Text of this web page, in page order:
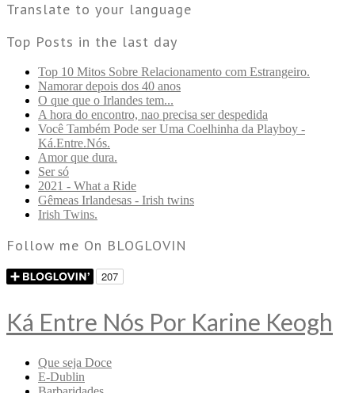
Translate to your language
Top Posts in the last day
Top 10 Mitos Sobre Relacionamento com Estrangeiro.
Namorar depois dos 40 anos
O que que o Irlandes tem...
A hora do encontro, nao precisa ser despedida
Você Também Pode ser Uma Coelhinha da Playboy -
Ká.Entre.Nós.
Amor que dura.
Ser só
2021 - What a Ride
Gêmeas Irlandesas - Irish twins
Irish Twins.
Follow me On BLOGLOVIN
Ká Entre Nós Por Karine Keogh
Que seja Doce
E-Dublin